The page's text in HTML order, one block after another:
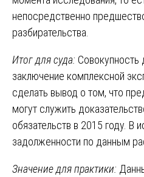
непосредственно
разбирательства.
Итог для суда: Совокупность
заключение комплексной
сделать вывод о том, что
могут служить
обязательств в 2015 году. В
задолженности по данным
Значение для практики: